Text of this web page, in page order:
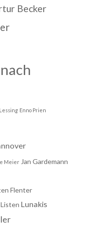
Becker
Enno Prien
Meier Jan Gardemann
Flenter
Listen Lunakis